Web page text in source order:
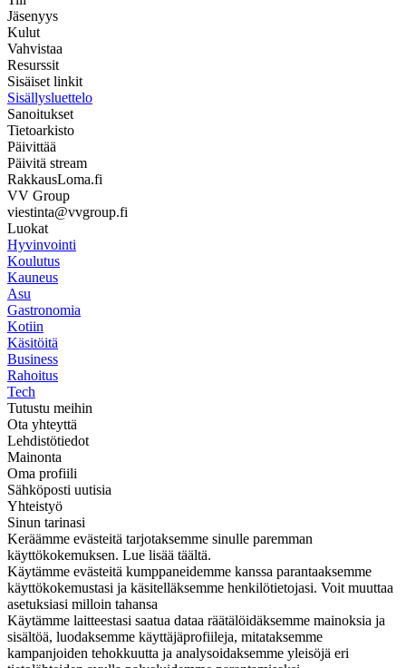
Jäsenyys
Kulut
Vahvistaa
Resurssit
Sisäiset linkit
Sisällysluettelo
Sanoitukset
Tietoarkisto
Päivittää
Päivitä stream
RakkausLoma.fi
VV Group
viestinta@vvgroup.fi
Luokat
Hyvinvointi
Koulutus
Kauneus
Asu
Gastronomia
Kotiin
Käsitöitä
Business
Rahoitus
Tech
Tutustu meihin
Ota yhteyttä
Lehdistötiedot
Mainonta
Oma profiili
Sähköposti uutisia
Yhteistyö
Sinun tarinasi
Keräämme evästeitä tarjotaksemme sinulle paremman
käyttökokemuksen. Lue lisää täältä.
Käytämme evästeitä kumppaneidemme kanssa parantaaksemme
käyttökokemustasi ja käsitelläksemme henkilötietojasi. Voit muuttaa
asetuksiasi milloin tahansa
Käytämme laitteestasi saatua dataa räätälöidäksemme mainoksia ja
sisältöä, luodaksemme käyttäjäprofiileja, mitataksemme
kampanjoiden tehokkuutta ja analysoidaksemme yleisöjä eri